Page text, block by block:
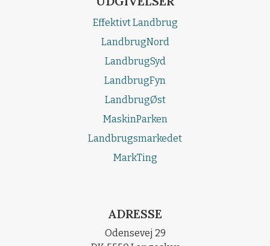
Effektivt Landbrug
LandbrugNord
LandbrugSyd
LandbrugFyn
LandbrugØst
MaskinParken
Landbrugsmarkedet
MarkTing
ADRESSE
Odensevej 29